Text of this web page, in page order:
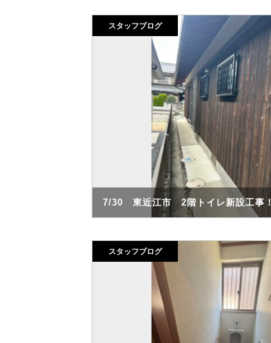
スタッフブログ
7/30 東近江市 2階トイレ新設工事！
スタッフブログ